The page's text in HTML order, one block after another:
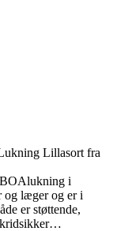
Lillasort fra
BOAlukning i
og læger og er i
er støttende,